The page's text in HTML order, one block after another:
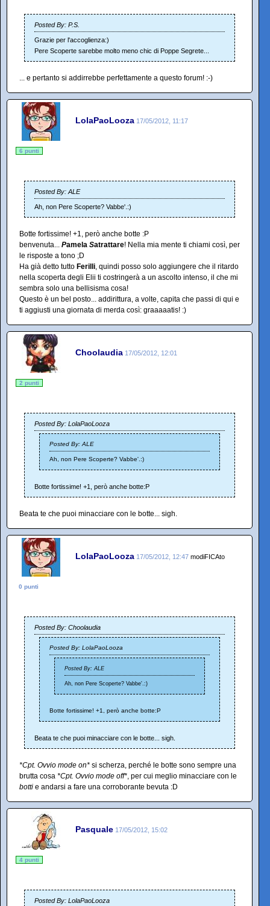
Posted By: P.S.
Grazie per l'accoglienza:)
Pere Scoperte sarebbe molto meno chic di Poppe Segrete...
... e pertanto si addirrebbe perfettamente a questo forum! :-)
LolaPaoLooza 17/05/2012, 11:17
6 punti
Posted By: ALE
Ah, non Pere Scoperte? Vabbe'.:)
Botte fortissime! +1, però anche botte :P
benvenuta... Pamela Satrattare! Nella mia mente ti chiami così, per
le risposte a tono ;D
Ha già detto tutto Ferilli, quindi posso solo aggiungere che il ritardo
nella scoperta degli Elii ti costringerà a un ascolto intenso, il che mi
sembra solo una bellisisma cosa!
Questo è un bel posto... addirittura, a volte, capita che passi di qui e
ti aggiusti una giornata di merda così: graaaaatis! :)
Choolaudia 17/05/2012, 12:01
2 punti
Posted By: LolaPaoLooza
Posted By: ALE
Ah, non Pere Scoperte? Vabbe'.:)
Botte fortissime! +1, però anche botte:P
Beata te che puoi minacciare con le botte... sigh.
LolaPaoLooza 17/05/2012, 12:47 modiFICAto
0 punti
Posted By: Choolaudia
Posted By: LolaPaoLooza
Posted By: ALE
Ah, non Pere Scoperte? Vabbe'.:)
Botte fortissime! +1, però anche botte:P
Beata te che puoi minacciare con le botte... sigh.
*Cpt. Ovvio mode on* si scherza, perché le botte sono sempre una
brutta cosa *Cpt. Ovvio mode off*, per cui meglio minacciare con le
botti e andarsi a fare una corroborante bevuta :D
Pasquale 17/05/2012, 15:02
4 punti
Posted By: LolaPaoLooza